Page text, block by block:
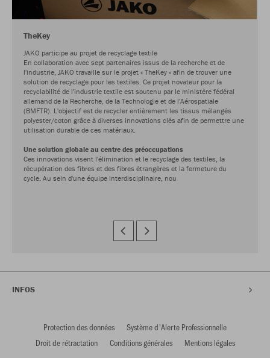
TheKey
JAKO participe au projet de recyclage textile
En collaboration avec sept partenaires issus de la recherche et de
l'industrie, JAKO travaille sur le projet « TheKey » afin de trouver une
solution de recyclage pour les textiles. Ce projet novateur pour la
recyclabilité de l'industrie textile est soutenu par le ministère fédéral
allemand de la Recherche, de la Technologie et de l'Aérospatiale
(BMFTR). L'objectif est de recycler entièrement les tissus mélangés
polyester/coton grâce à diverses innovations clés afin de permettre une
utilisation durable de ces matériaux.
Une solution globale au centre des préoccupations
Ces innovations visent l'élimination et le recyclage des textiles, la
récupération des fibres et des fibres étrangères et la fermeture du
cycle. Au sein d'une équipe interdisciplinaire, nou
INFOS
Protection des données
Système d'Alerte Professionnelle
Droit de rétractation
Conditions générales Mentions légales